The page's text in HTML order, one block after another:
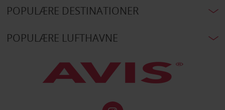
POPULÆRE DESTINATIONER
POPULÆRE LUFTHAVNE